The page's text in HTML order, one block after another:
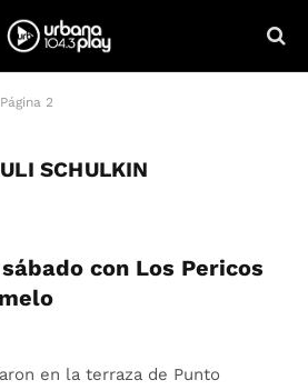
Página 2
SCHULKIN
con Los Pericos
en la terraza de Punto